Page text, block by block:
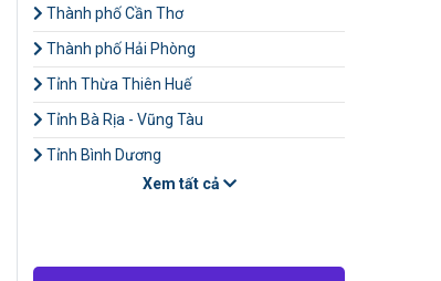
Thành phố Cần Thơ
Thành phố Hải Phòng
Tỉnh Thừa Thiên Huế
Tỉnh Bà Rịa - Vũng Tàu
Tỉnh Bình Dương
Xem tất cả